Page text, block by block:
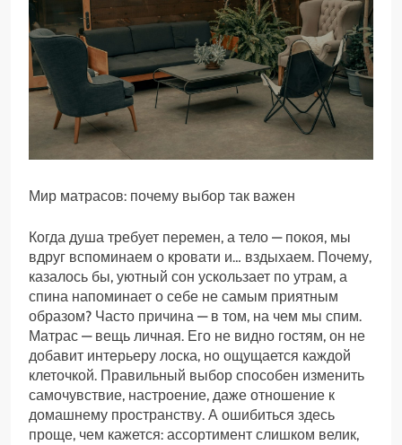
Мир матрасов: почему выбор так важен
Когда душа требует перемен, а тело — покоя, мы
вдруг вспоминаем о кровати и… вздыхаем. Почему,
казалось бы, уютный сон ускользает по утрам, а
спина напоминает о себе не самым приятным
образом? Часто причина — в том, на чем мы спим.
Матрас — вещь личная. Его не видно гостям, он не
добавит интерьеру лоска, но ощущается каждой
клеточкой. Правильный выбор способен изменить
самочувствие, настроение, даже отношение к
домашнему пространству. А ошибиться здесь
проще, чем кажется: ассортимент слишком велик,